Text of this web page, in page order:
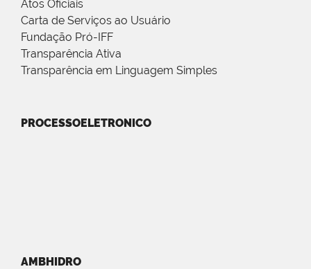
Atos Oficiais
Carta de Serviços ao Usuário
Fundação Pró-IFF
Transparência Ativa
Transparência em Linguagem Simples
PROCESSOELETRONICO
AMBHIDRO